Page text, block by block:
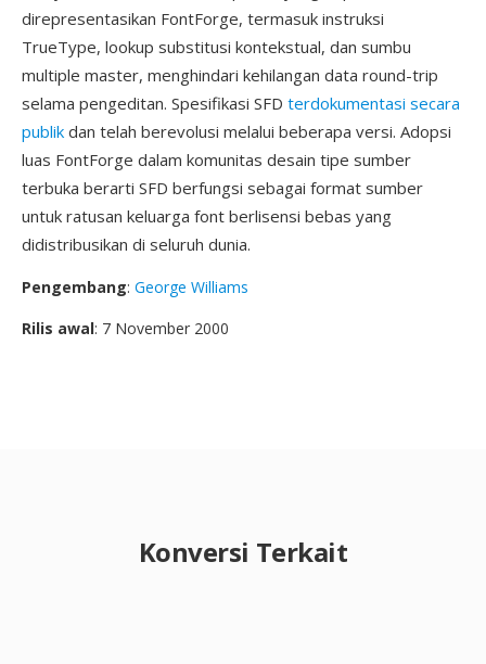
direpresentasikan FontForge, termasuk instruksi
TrueType, lookup substitusi kontekstual, dan sumbu
multiple master, menghindari kehilangan data round-trip
selama pengeditan. Spesifikasi SFD terdokumentasi secara
publik dan telah berevolusi melalui beberapa versi. Adopsi
luas FontForge dalam komunitas desain tipe sumber
terbuka berarti SFD berfungsi sebagai format sumber
untuk ratusan keluarga font berlisensi bebas yang
didistribusikan di seluruh dunia.
Pengembang: George Williams
Rilis awal: 7 November 2000
Konversi Terkait